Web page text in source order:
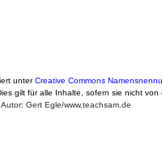
unterCreative Commons
gilt für alle Inhalte, sofern sie nicht von
Gert Egle/www.teachsam.de